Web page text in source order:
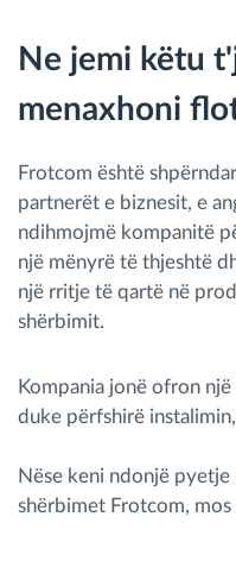
Ne jemi këtu
menaxhoni
Frotcom është
partnerët e biznesit, e
ndihmojmë kompanitë
një mënyrë të thjeshtë
një rritje të qartë në
shërbimit.
Kompania jonë ofron
duke përfshirë
Nëse keni ndonjë
shërbimet Frotcom,